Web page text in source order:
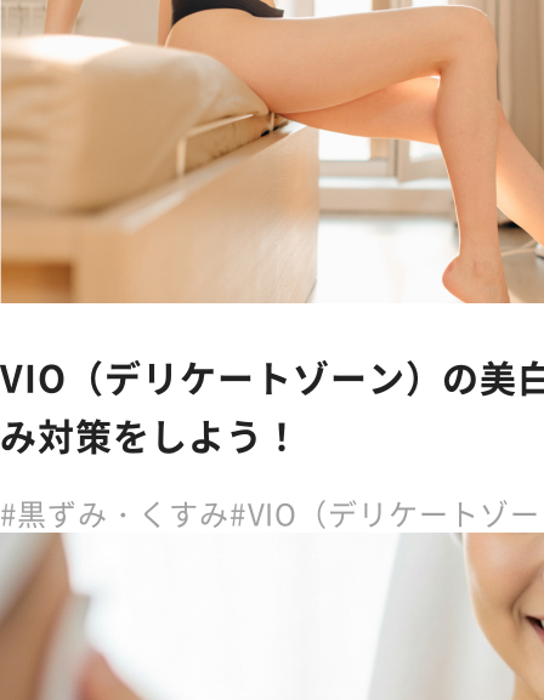
Body Care ボディケア
NEWS お知らせ
SHOPPING GUIDE ショッピ
FAQ よくあるご質問
CONTACTお問い合わせ
VIO（デリケートゾーン）の美
み対策をしよう！
黒ずみ・くすみ VIO（デリケートゾ